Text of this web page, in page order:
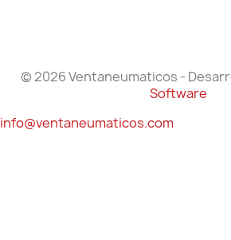
© 2026 Ventaneumaticos -
Software
info@ventaneumaticos.com